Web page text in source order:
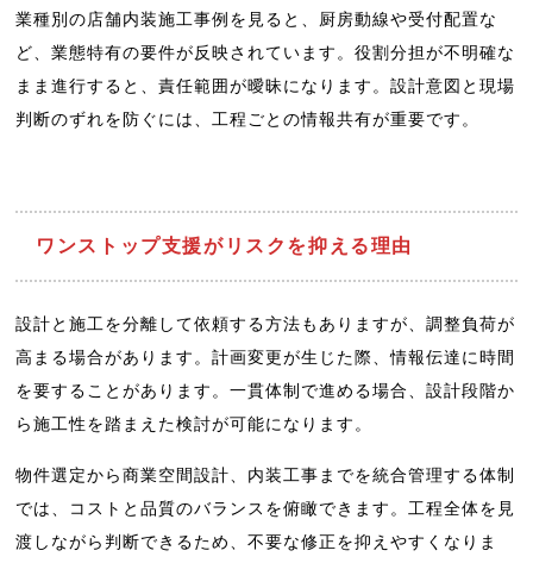
業種別の店舗内装施工事例を見ると、厨房動線や受付配置な
ど、業態特有の要件が反映されています。役割分担が不明確な
まま進行すると、責任範囲が曖昧になります。設計意図と現場
判断のずれを防ぐには、工程ごとの情報共有が重要です。
ワンストップ支援がリスクを抑える理由
設計と施工を分離して依頼する方法もありますが、調整負荷が
高まる場合があります。計画変更が生じた際、情報伝達に時間
を要することがあります。一貫体制で進める場合、設計段階か
ら施工性を踏まえた検討が可能になります。
物件選定から商業空間設計、内装工事までを統合管理する体制
では、コストと品質のバランスを俯瞰できます。工程全体を見
渡しながら判断できるため、不要な修正を抑えやすくなりま